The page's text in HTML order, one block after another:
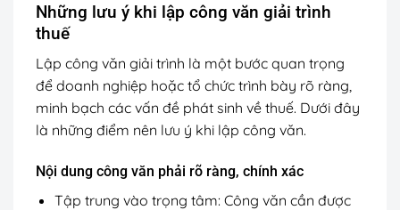
Những lưu ý khi lập công văn giải trình
thuế
Lập công văn giải trình là một bước quan trọng
để doanh nghiệp hoặc tổ chức trình bày rõ ràng,
minh bạch các vấn đề phát sinh về thuế. Dưới đây
là những điểm nên lưu ý khi lập công văn.
Nội dung công văn phải rõ ràng, chính xác
Tập trung vào trọng tâm: Công văn cần được